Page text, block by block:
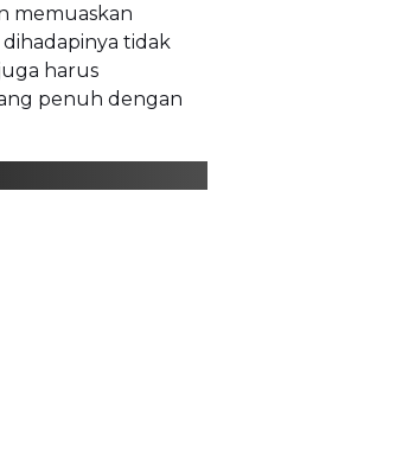
memuaskan
tidak
harus
penuh dengan